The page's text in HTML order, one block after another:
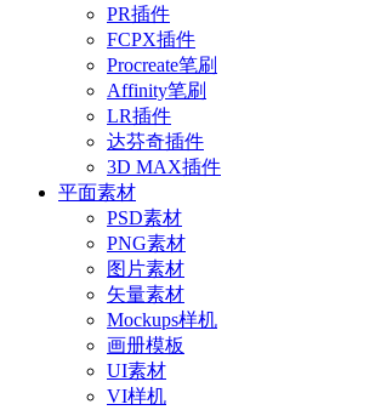
PR插件
FCPX插件
Procreate笔刷
Affinity笔刷
LR插件
达芬奇插件
3D MAX插件
平面素材
PSD素材
PNG素材
图片素材
矢量素材
Mockups样机
画册模板
UI素材
VI样机